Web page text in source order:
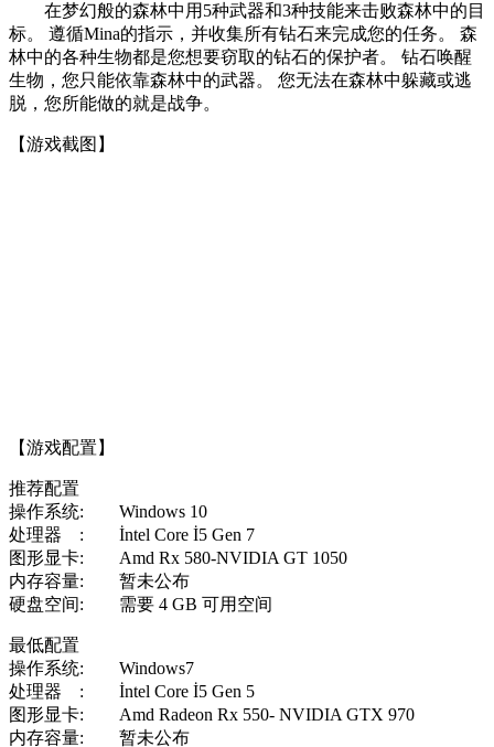
在梦幻般的森林中用5种武器和3种技能来击败森林中的目
标。 遵循Mina的指示，并收集所有钻石来完成您的任务。 森
林中的各种生物都是您想要窃取的钻石的保护者。 钻石唤醒
生物，您只能依靠森林中的武器。 您无法在森林中躲藏或逃
脱，您所能做的就是战争。
【游戏截图】
【游戏配置】
推荐配置
操作系统: Windows 10
处理器 : İntel Core İ5 Gen 7
图形显卡: Amd Rx 580-NVIDIA GT 1050
内存容量: 暂未公布
硬盘空间: 需要 4 GB 可用空间
最低配置
操作系统: Windows7
处理器 : İntel Core İ5 Gen 5
图形显卡: Amd Radeon Rx 550- NVIDIA GTX 970
内存容量: 暂未公布